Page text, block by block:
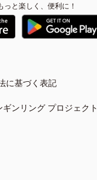
っと楽しく、便利に！
に基づく表記
ギンリング プロジェクト